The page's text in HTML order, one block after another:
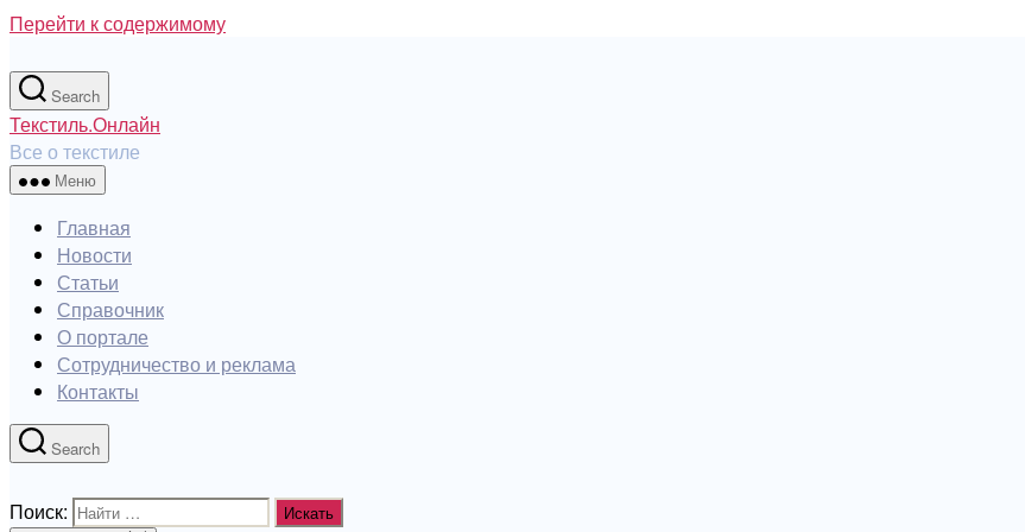
Перейти к содержимому
Search
Текстиль.Онлайн
Все о текстиле
Меню
Главная
Новости
Статьи
Справочник
О портале
Сотрудничество и реклама
Контакты
Search
Поиск: